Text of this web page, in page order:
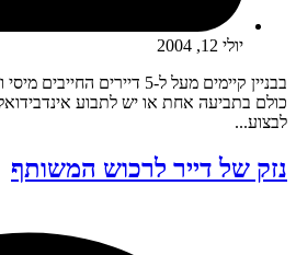
יולי 12, 2004
בבניין קיימים מעל ל-5
כולם בתביעה אחת או יש לתבוע
לבצוע...
נזק של דייר לרכוש המשותף